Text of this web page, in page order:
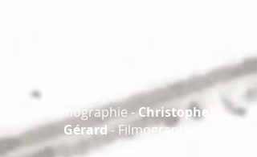
Filmographie -Christophe
Gérard- Filmography